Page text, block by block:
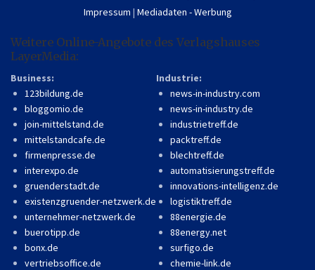
Impressum | Mediadaten - Werbung
Weitere Online-Angebote des Verlagshauses
LayerMedia:
Business:
123bildung.de
bloggomio.de
join-mittelstand.de
mittelstandcafe.de
firmenpresse.de
interexpo.de
gruenderstadt.de
existenzgruender-netzwerk.de
unternehmer-netzwerk.de
buerotipp.de
bonx.de
vertriebsoffice.de
Industrie:
news-in-industry.com
news-in-industry.de
industrietreff.de
packtreff.de
blechtreff.de
automatisierungstreff.de
innovations-intelligenz.de
logistiktreff.de
88energie.de
88energy.net
surfigo.de
chemie-link.de